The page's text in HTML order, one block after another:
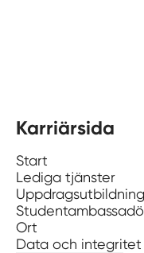
Karriärsida
Start
Lediga tjänster
Uppdragsutbildning
Ort
Data och integritet